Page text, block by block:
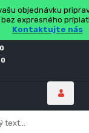
objednávku
expresného
Kontaktujte nás